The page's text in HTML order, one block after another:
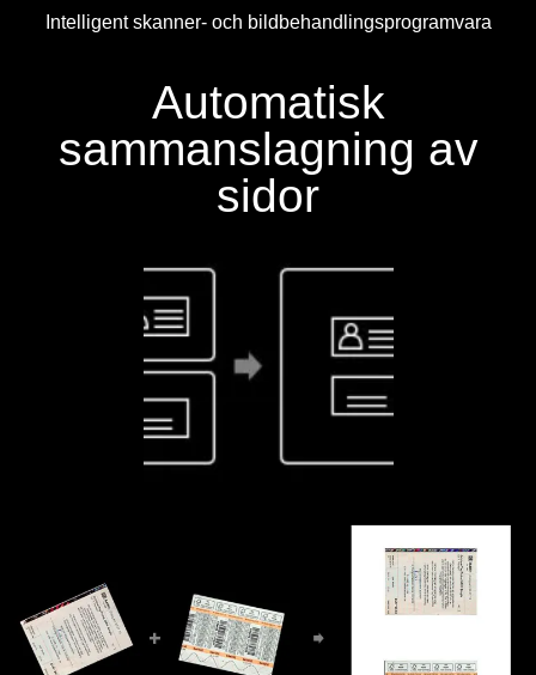
Intelligent skanner- och bildbehandlingsprogramvara
Automatisk
sammanslagning av
sidor